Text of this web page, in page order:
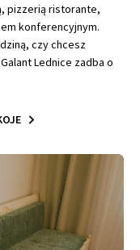
pizzerią ristorante,
konferencyjnym.
czy chcesz
Lednice zadba o